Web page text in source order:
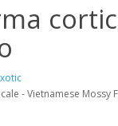
- Vietnamese Mossy